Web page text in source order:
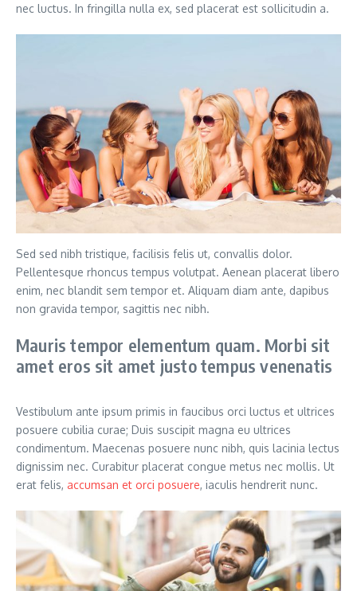
nec luctus. In fringilla nulla ex, sed placerat est sollicitudin a.
Sed sed nibh tristique, facilisis felis ut, convallis dolor.
Pellentesque rhoncus tempus volutpat. Aenean placerat libero
enim, nec blandit sem tempor et. Aliquam diam ante, dapibus
non gravida tempor, sagittis nec nibh.
Mauris tempor elementum quam. Morbi sit
amet eros sit amet justo tempus venenatis
Vestibulum ante ipsum primis in faucibus orci luctus et ultrices
posuere cubilia curae; Duis suscipit magna eu ultrices
condimentum. Maecenas posuere nunc nibh, quis lacinia lectus
dignissim nec. Curabitur placerat congue metus nec mollis. Ut
erat felis, accumsan et orci posuere, iaculis hendrerit nunc.